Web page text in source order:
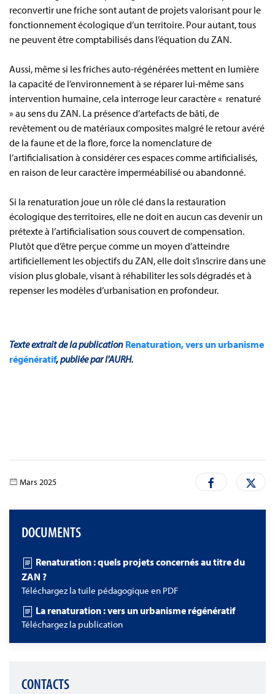
reconvertir une friche sont autant de projets valorisant pour le
fonctionnement écologique d’un territoire. Pour autant, tous
ne peuvent être comptabilisés dans l’équation du ZAN.
Aussi, même si les friches auto-régénérées mettent en lumière
la capacité de l’environnement à se réparer lui-même sans
intervention humaine, cela interroge leur caractère « renaturé
» au sens du ZAN. La présence d’artefacts de bâti, de
revêtement ou de matériaux composites malgré le retour avéré
de la faune et de la flore, force la nomenclature de
l’artificialisation à considérer ces espaces comme artificialisés,
en raison de leur caractère imperméabilisé ou abandonné.
Si la renaturation joue un rôle clé dans la restauration
écologique des territoires, elle ne doit en aucun cas devenir un
prétexte à l’artificialisation sous couvert de compensation.
Plutôt que d’être perçue comme un moyen d’atteindre
artificiellement les objectifs du ZAN, elle doit s’inscrire dans une
vision plus globale, visant à réhabiliter les sols dégradés et à
repenser les modèles d’urbanisation en profondeur.
Texte extrait de la publication Renaturation, vers un urbanisme
régénératif,publiée par l'AURH.
Mars 2025
DOCUMENTS
Renaturation : quels projets concernés au titre du
ZAN ?
Téléchargez la tuile pédagogique en PDF
La renaturation : vers un urbanisme régénératif
Téléchargez la publication
CONTACTS